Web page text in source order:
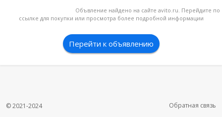
Объвление найдено на сайте avito.ru. Перейдите по
ссылке для покупки или просмотра более подробной информации
Перейти к объявлению
© 2021-2024 Обратная связь